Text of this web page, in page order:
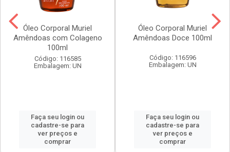
Óleo Corporal Muriel
Amêndoas com Colageno
100ml
Código: 116585
Embalagem: UN
Faça seu login ou
cadastre-se para
ver preços e
comprar
Óleo Corporal Muriel
Amêndoas Doce 100ml
Código: 116596
Embalagem: UN
Faça seu login ou
cadastre-se para
ver preços e
comprar